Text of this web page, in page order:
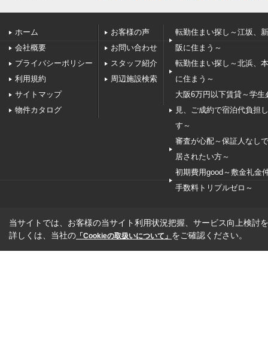
ホーム
会社概要
プライバシーポリシー
利用規約
サイトマップ
物件カタログ
お客様の声
お問い合わせ
スタッフ紹介
周辺施設検索
転勤住まい探し～江坂、
阪に住まう～
転勤住まい探し～北浜、
に住まう～
大阪6万円以下賃貸～学生
見、ご成約で宿泊代負担
す～
審査が心配～保証人なし
居されたい方～
初期費用good～敷金礼金
手数料トリプルゼロ～
当サイトでは、お客様の当サイト利用状況把握、サービス向上検討
詳しくは、当社の 「Cookieの取扱いについて」 をご確認ください。